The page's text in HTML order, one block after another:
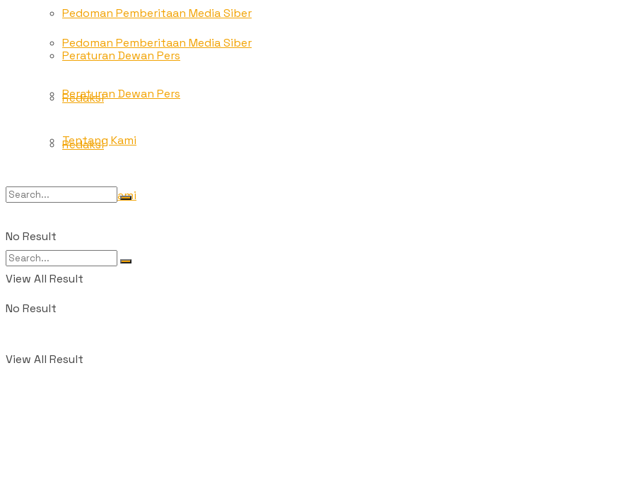
Pedoman Pemberitaan Media Siber
Peraturan Dewan Pers
Redaksi
Tentang Kami
No Result
View All Result
Pedoman Pemberitaan Media Siber
Peraturan Dewan Pers
Redaksi
Tentang Kami
No Result
View All Result